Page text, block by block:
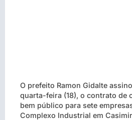
O prefeito Ramon Gidalte
quarta-feira (18), o contrato de
bem público para sete
Complexo Industrial em